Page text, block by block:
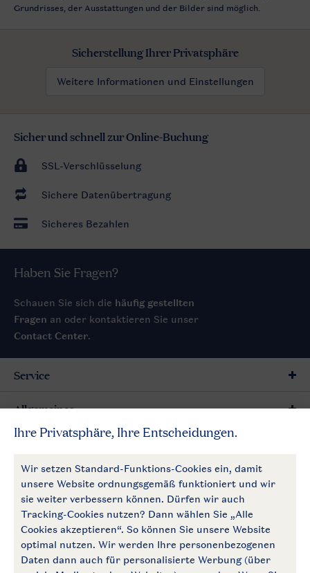
Grundrisses, der Ausstattungen und der Bilder sind möglich.
Sicherstellung Ihrer Privatsphäre
Weitere Informationen und Einstellungen
Sicher und schnell zur Online-Buchung
SSL-Verschlüsselung
Sichere Datenübertragung
Sicheres Bezahlen
Haben Sie Fragen?
Schauen Sie sich die häufig gestellten
Fragen an oder kontaktieren Sie unser
Contact Center.
Follow Us
facebookinstagram
Service
Allgemeines
Mehr Landal
Zahlungsmöglichkeiten